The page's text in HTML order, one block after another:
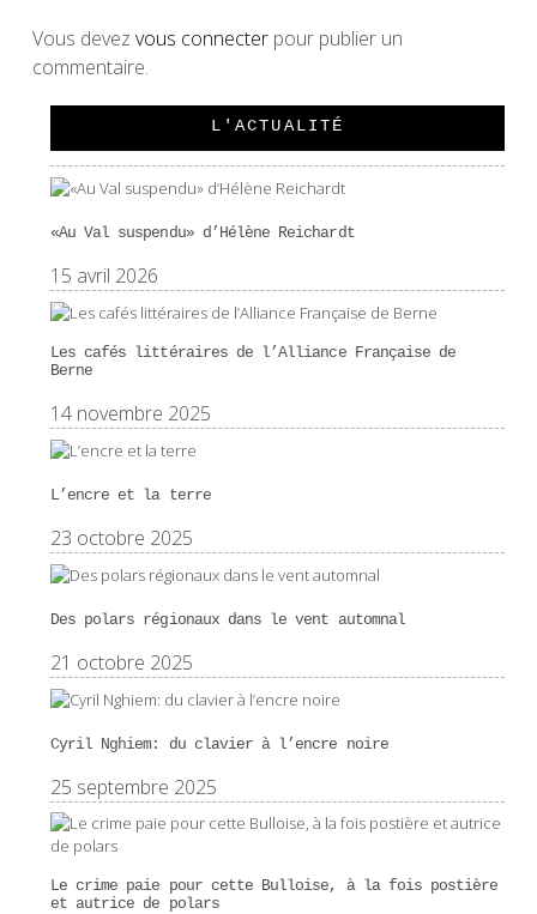
Vous devez vous connecterpour publier un
commentaire.
L'ACTUALITÉ
«Au Val suspendu» d’Hélène Reichardt
15 avril 2026
Les cafés littéraires de l’Alliance Française de
Berne
14 novembre 2025
L’encre et la terre
23 octobre 2025
Des polars régionaux dans le vent automnal
21 octobre 2025
Cyril Nghiem: du clavier à l’encre noire
25 septembre 2025
Le crime paie pour cette Bulloise, à la fois postière
et autrice de polars